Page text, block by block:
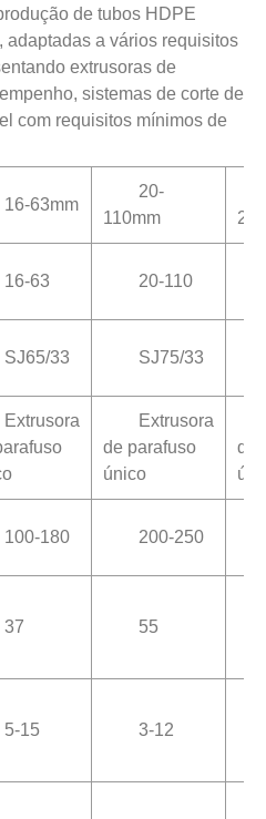
de tubos HDPE
adaptadas a vários requisitos
extrusoras de
sistemas de corte de
com requisitos mínimos de
16-63mm
20-
110mm
16-63 20-110
SJ65/33 SJ75/33
Extrusora
Extrusora
de parafuso
único
de
100-180 200-250
37 55
5-15 3-12